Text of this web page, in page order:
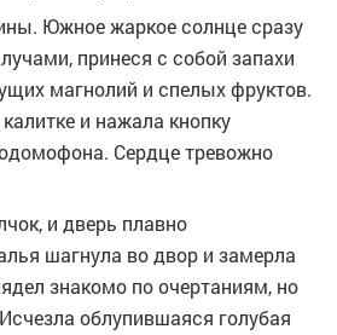
Южное жаркое солнце сразу
принеся с собой запахи
магнолий и спелых фруктов.
и нажала кнопку
Сердце тревожно
и дверь плавно
шагнула во двор и замерла
знакомо по очертаниям, но
облупившаяся голубая